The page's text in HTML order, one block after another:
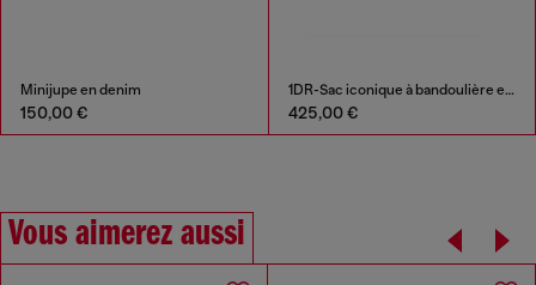
Minijupe en denim
150,00 €
1DR-Sac iconique à bandoulière en cuir nappa
425,00 €
Vous aimerez aussi